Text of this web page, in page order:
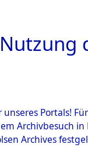
Portals!
Archivbesuch
Archives